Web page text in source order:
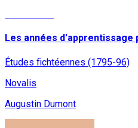
Les années d'apprentissage
Études fichtéennes (1795-96)
Novalis
Augustin Dumont